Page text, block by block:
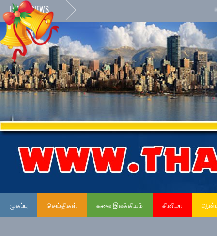
LATEST NEWS
முகப்பு செய்திகள் கலை இலக்கியம் சினிமா